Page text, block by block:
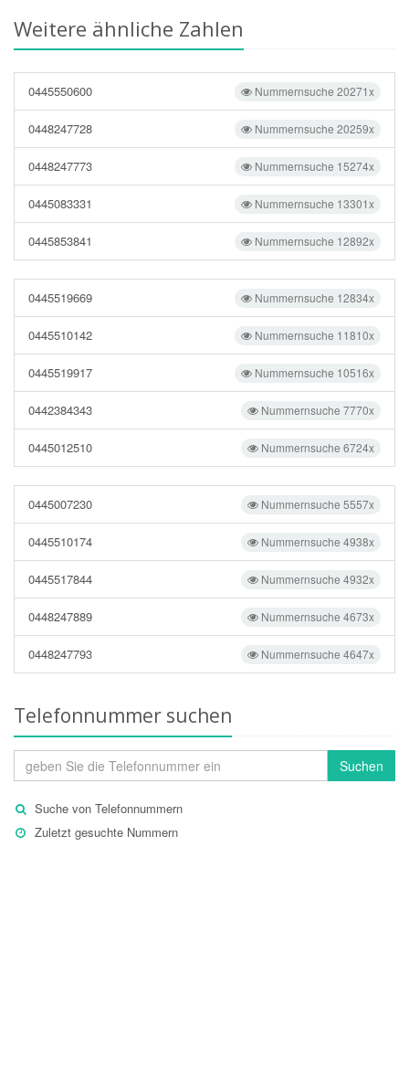
Weitere ähnliche Zahlen
Nummernsuche 20271x
0445550600
Nummernsuche 20259x
0448247728
Nummernsuche 15274x
0448247773
Nummernsuche 13301x
0445083331
Nummernsuche 12892x
0445853841
Nummernsuche 12834x
0445519669
Nummernsuche 11810x
0445510142
Nummernsuche 10516x
0445519917
Nummernsuche 7770x
0442384343
Nummernsuche 6724x
0445012510
Nummernsuche 5557x
0445007230
Nummernsuche 4938x
0445510174
Nummernsuche 4932x
0445517844
Nummernsuche 4673x
0448247889
Nummernsuche 4647x
0448247793
Telefonnummer suchen
Suchen
Suche von Telefonnummern
Zuletzt gesuchte Nummern